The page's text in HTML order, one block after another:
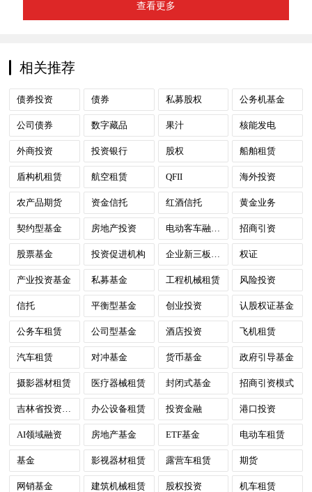
查看更多
相关推荐
债券投资 债券 私募股权 公务机基金
公司债券 数字藏品 果汁 核能发电
外商投资 投资银行 股权 船舶租赁
盾构机租赁 航空租赁 QFII 海外投资
农产品期货 资金信托 红酒信托 黄金业务
契约型基金 房地产投资 招商引资
股票基金 投资促进机构 权证
产业投资基金 私募基金 工程机械租赁 风险投资
信托 平衡型基金 创业投资 认股权证基金
公务车租赁 公司型基金 酒店投资 飞机租赁
汽车租赁 对冲基金 货币基金 政府引导基金
摄影器材租赁 医疗器械租赁 封闭式基金 招商引资模式
办公设备租赁 投资金融 港口投资
AI领域融资 房地产基金 ETF基金 电动车租赁
基金 影视器材租赁 露营车租赁 期货
网销基金 建筑机械租赁 股权投资 机车租赁